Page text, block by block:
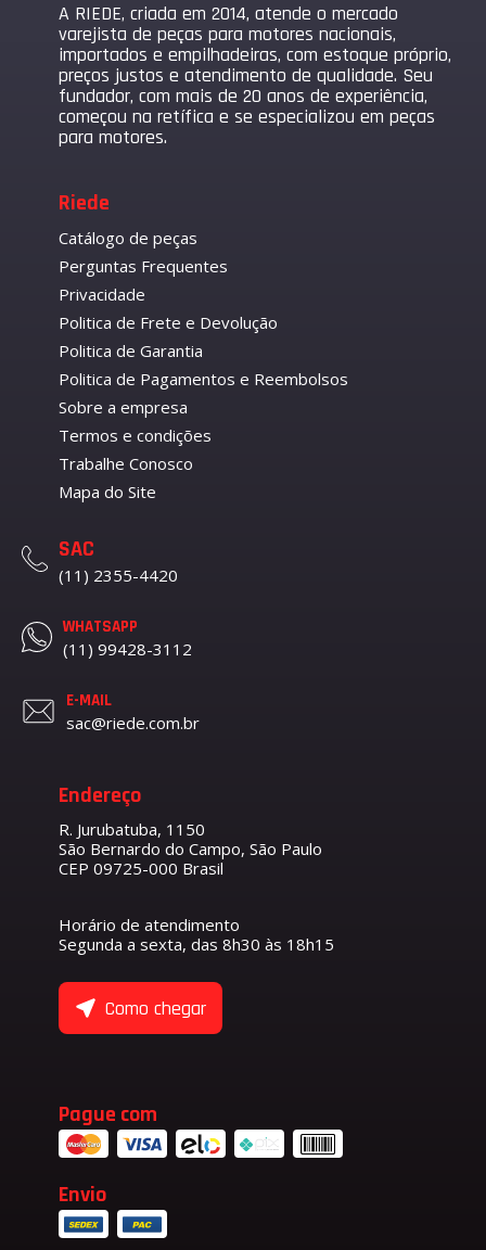
A RIEDE, criada em 2014, atende o mercado
varejista de peças para motores nacionais,
importados e empilhadeiras, com estoque próprio,
preços justos e atendimento de qualidade. Seu
fundador, com mais de 20 anos de experiência,
começou na retífica e se especializou em peças
para motores.
Riede
Catálogo de peças
Perguntas Frequentes
Privacidade
Politica de Frete e Devolução
Politica de Garantia
Politica de Pagamentos e Reembolsos
Sobre a empresa
Termos e condições
Trabalhe Conosco
Mapa do Site
SAC
(11) 2355-4420
WHATSAPP
(11) 99428-3112
E-MAIL
sac@riede.com.br
Endereço
R. Jurubatuba, 1150
São Bernardo do Campo, São Paulo
CEP 09725-000 Brasil
Horário de atendimento
Segunda a sexta, das 8h30 às 18h15
Como chegar
Pague com
Envio